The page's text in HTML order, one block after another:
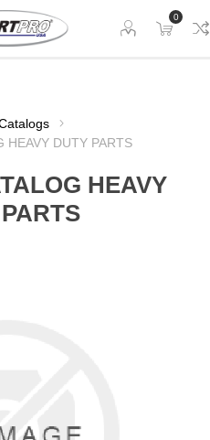
0
HEAVY DUTY PARTS
HEAVY